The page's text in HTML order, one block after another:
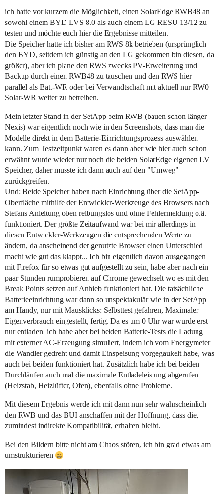
ich hatte vor kurzem die Möglichkeit, einen SolarEdge RWB48 an
sowohl einem BYD LVS 8.0 als auch einem LG RESU 13/12 zu
testen und möchte euch hier die Ergebnisse mitteilen.
Die Speicher hatte ich bisher am RWS 8k betrieben (ursprünglich
den BYD, seitdem ich günstig an den LG gekommen bin diesen, da
größer), aber ich plane den RWS zwecks PV-Erweiterung und
Backup durch einen RWB48 zu tauschen und den RWS hier
parallel als Bat.-WR oder bei Verwandtschaft mit aktuell nur RW0
Solar-WR weiter zu betreiben.
Mein letzter Stand in der SetApp beim RWB (bauen schon länger
Nexis) war eigentlich noch wie in den Screenshots, dass man die
Modelle direkt in dem Batterie-Einrichtungsprozess auswählen
kann. Zum Testzeitpunkt waren es dann aber wie hier auch schon
erwähnt wurde wieder nur noch die beiden SolarEdge eigenen LV
Speicher, daher musste ich dann auch auf den "Umweg"
zurückgreifen.
Und: Beide Speicher haben nach Einrichtung über die SetApp-
Oberfläche mithilfe der Entwickler-Werkzeuge des Browsers nach
Stefans Anleitung oben reibungslos und ohne Fehlermeldung o.ä.
funktioniert. Der größte Zeitaufwand war bei mir allerdings in
diesen Entwickler-Werkzeugen die entsprechenden Werte zu
ändern, da anscheinend der genutzte Browser einen Unterschied
macht wie gut das klappt... Ich bin eigentlich davon ausgegangen
mit Firefox für so etwas gut aufgestellt zu sein, habe aber nach ein
paar Stunden rumprobieren auf Chrome gewechselt wo es mit den
Break Points setzen auf Anhieb funktioniert hat. Die tatsächliche
Batterieeinrichtung war dann so unspektakulär wie in der SetApp
am Handy, nur mit Mausklicks: Selbsttest gefahren, Maximaler
Eigenverbrauch eingestellt, fertig. Da es um 0 Uhr war wurde erst
nur entladen, ich habe aber bei beiden Batterie-Tests die Ladung
mit externer AC-Erzeugung simuliert, indem ich vom Energymeter
die Wandler gedreht und damit Einspeisung vorgegaukelt habe, was
auch bei beiden funktioniert hat. Zusätzlich habe ich bei beiden
Durchläufen auch mal die maximale Entladeleistung abgerufen
(Heizstab, Heizlüfter, Ofen), ebenfalls ohne Probleme.
Mit diesem Ergebnis werde ich mit dann nun sehr wahrscheinlich
den RWB und das BUI anschaffen mit der Hoffnung, dass die,
zumindest indirekte Kompatibilität, erhalten bleibt.
Bei den Bildern bitte nicht am Chaos stören, ich bin grad etwas am
umstrukturieren